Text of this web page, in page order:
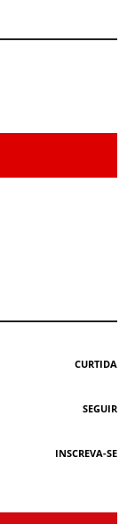
CURTIDA
SEGUIR
INSCREVA-SE